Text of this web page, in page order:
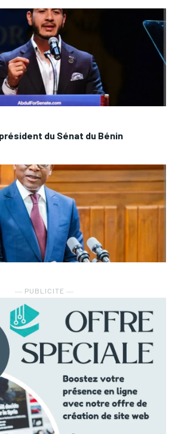
du Sénat du Bénin
― PUBLICITE ―